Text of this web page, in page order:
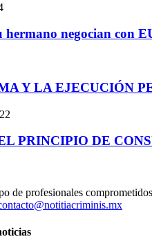
hermano negocian con
Y LA EJECUCIÓN
PRINCIPIO DE
de profesionales